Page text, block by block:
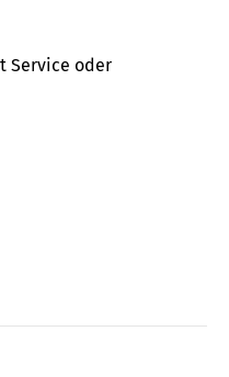
Service oder